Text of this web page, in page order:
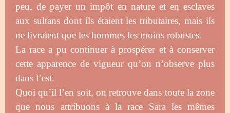
peu, de payer un impôt en nature et en esclaves
aux sultans dont ils étaient les tributaires, mais ils
ne livraient que les hommes les moins robustes.
La race a pu continuer à prospérer et à conserver
cette apparence de vigueur qu’on n’observe plus
dans l’est.
Quoi qu’il l’en soit, on retrouve dans toute la zone
que nous attribuons à la race Sara les mêmes